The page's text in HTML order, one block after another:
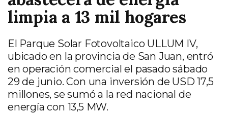
limpia a 13 mil hogares
El Parque Solar Fotovoltaico ULLUM IV,
ubicado en la provincia de San Juan, entró
en operación comercial el pasado sábado
29 de junio. Con una inversión de USD 17,5
millones, se sumó a la red nacional de
energía con 13,5 MW.